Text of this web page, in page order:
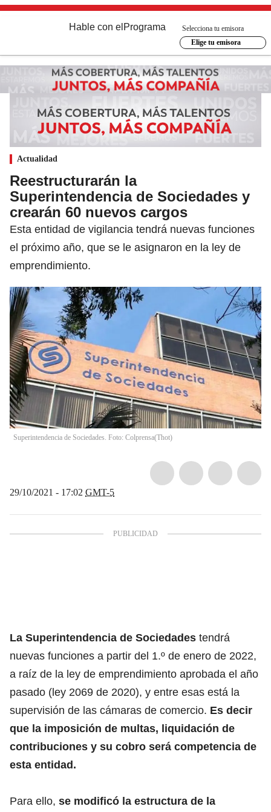
Hable con el Programa
Selecciona tu emisora
Elige tu emisora
Actualidad
Reestructurarán la
Superintendencia de Sociedades y
crearán 60 nuevos cargos
Esta entidad de vigilancia tendrá nuevas funciones
el próximo año, que se le asignaron en la ley de
emprendimiento.
Superintendencia de Sociedades. Foto: Colprensa(Thot)
29/10/2021 - 17:02 GMT-5
La Superintendencia de Sociedades tendrá
nuevas funciones a partir del 1.º de enero de 2022,
a raíz de la ley de emprendimiento aprobada el año
pasado (ley 2069 de 2020), y entre esas está la
supervisión de las cámaras de comercio. Es decir
que la imposición de multas, liquidación de
contribuciones y su cobro será competencia de
esta entidad.
Para ello, se modificó la estructura de la